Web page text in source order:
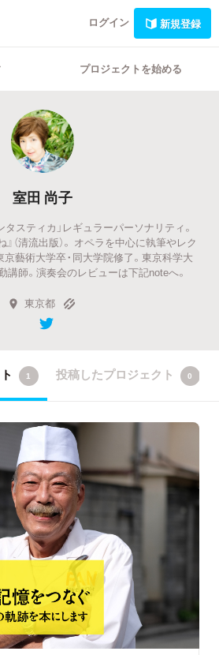
ログイン 新規登録
プロジェクトを始める
室田 尚子
タスティカ」レギュラーパーソナリティ。
（清流出版）。 オペラを中心に執筆やレク
藝術大学卒・同大学院修了。東京科学大
講師。演奏会のレビューは下記noteへ。
東京都
1 投稿したプロジェクト 0